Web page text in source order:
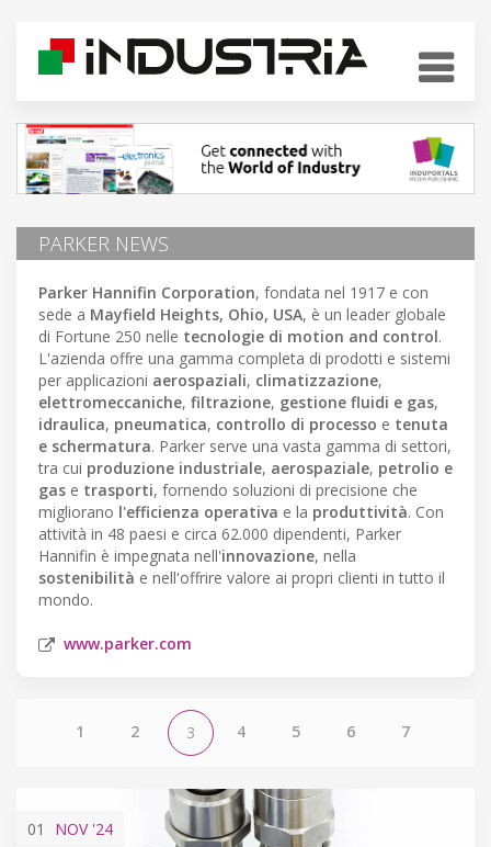
PARKER NEWS
Parker Hannifin Corporation, fondata nel 1917 e con
sede a Mayfield Heights, Ohio, USA, è un leader globale
di Fortune 250 nelle tecnologie di motion and control.
L'azienda offre una gamma completa di prodotti e sistemi
per applicazioni aerospaziali, climatizzazione,
elettromeccaniche, filtrazione, gestione fluidi e gas,
idraulica, pneumatica, controllo di processo e tenuta
e schermatura. Parker serve una vasta gamma di settori,
tra cui produzione industriale, aerospaziale, petrolio e
gas e trasporti, fornendo soluzioni di precisione che
migliorano l'efficienza operativa e la produttività. Con
attività in 48 paesi e circa 62.000 dipendenti, Parker
Hannifin è impegnata nell'innovazione, nella
sostenibilità e nell'offrire valore ai propri clienti in tutto il
mondo.
www.parker.com
1 2 3 4 5 6 7
01 NOV'24